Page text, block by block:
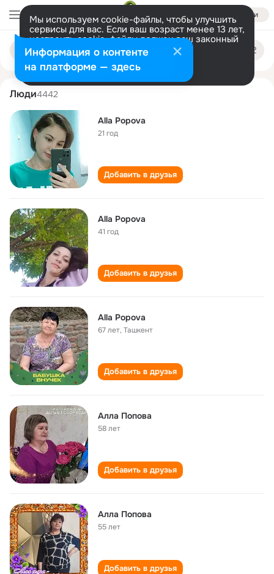
Войти
Мы используем cookie-файлы, чтобы улучшить
сервисы для вас. Если ваш возраст менее 13 лет,
настроить cookie-файлы должен ваш законный
представитель. Больше информации
Разрешить все Настроить
Поиск
людям
alla popova
Люди4442
Alla Popova
21 год
Добавить в друзья
Alla Popova
41 год
Добавить в друзья
Alla Popova
67 лет,Ташкент
Добавить в друзья
Алла Попова
58 лет
Добавить в друзья
Алла Попова
55 лет
Добавить в друзья
Информация о контенте
на платформе — здесь